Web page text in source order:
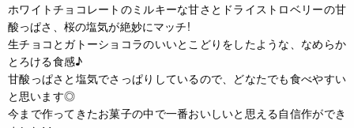
ホワイトチョコレートのミルキーな甘さとドライストロベリーの甘
酸っぱさ、桜の塩気が絶妙にマッチ!
生チョコとガトーショコラのいいとこどりをしたような、なめらか
とろける食感♪
甘酸っぱさと塩気でさっぱりしているので、どなたでも食べやすい
と思います◎
今まで作ってきたお菓子の中で一番おいしいと思える自信作ができ